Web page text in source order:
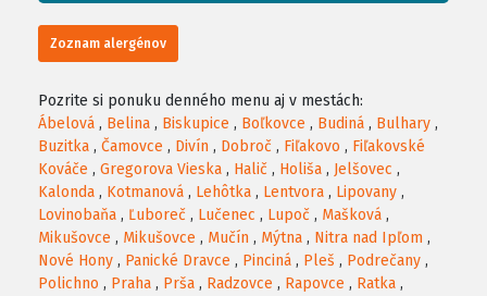
Zoznam alergénov
Pozrite si ponuku denného menu aj v mestách:
Ábelová , Belina , Biskupice , Boľkovce , Budiná , Bulhary ,
Buzitka , Čamovce , Divín , Dobroč , Fiľakovo , Fiľakovské
Kováče , Gregorova Vieska , Halič , Holiša , Jelšovec ,
Kalonda , Kotmanová , Lehôtka , Lentvora , Lipovany ,
Lovinobaňa , Ľuboreč , Lučenec , Lupoč , Mašková ,
Mikušovce , Mikušovce , Mučín , Mýtna , Nitra nad Ipľom ,
Nové Hony , Panické Dravce , Pinciná , Pleš , Podrečany ,
Polichno , Praha , Prša , Radzovce , Rapovce , Ratka ,